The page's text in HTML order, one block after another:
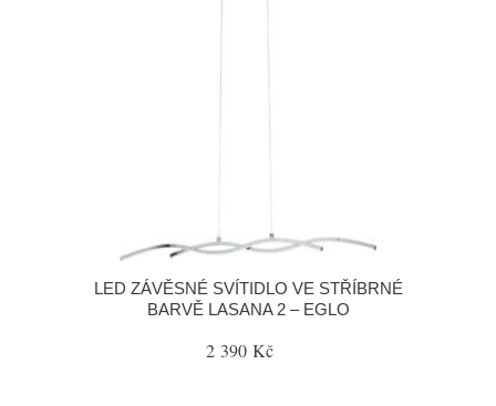
LED ZÁVĚSNÉ SVÍTIDLO VE STŘÍBRNÉ
BARVĚ LASANA 2 – EGLO
2 390 Kč